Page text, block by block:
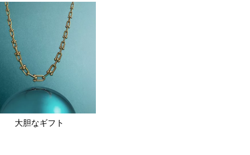
大胆なギフト